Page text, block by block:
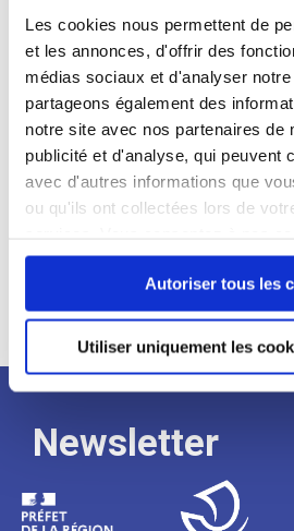
Les cookies nous permettent de
et les annonces, d'offrir des
médias sociaux et d'analyser
partageons également des
notre site avec nos partenaires de
publicité et d'analyse, qui peuvent
avec d'autres informations que
ou qu'ils ont collectées lors de
continuez à utiliser notre site Web.
Autoriser tous les
Utiliser uniquement les
Qualifications et diplômes :
Profil recherché :
Expérience :
de
Newsletter